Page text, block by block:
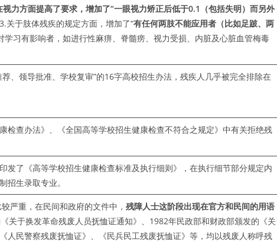
视力方面提高了要求，增加了“一眼视力矫正后低于0.1 （包括失明）而另外
3.关于肢体残疾的规定方面，增加了“有任何两肢不能应用者（比如足跛、两
学习有影响者，如进行性麻痹、脊髓痨、视力受损、内脏及心脏血管梅毒
、领导批准、学校复审”的16字高校招生办法，残疾人几乎被完全排除在
检查办法》、《全国高等学校招生健康检查不符合之规定》中有关拒绝残
发了《高等学校招生健康检查标准及执行细则》，在执行细节部分规定内
招生录取专业。
严重，在民间和政府的文件中， 残障人士这阶段出现在官方和民间的用语
关于换发革命残废人员抚恤证通知》、1982年民政部和财政部颁发的《关
人民警察残废抚恤证》、《民兵民工残废抚恤证》等，均以残废人称呼残